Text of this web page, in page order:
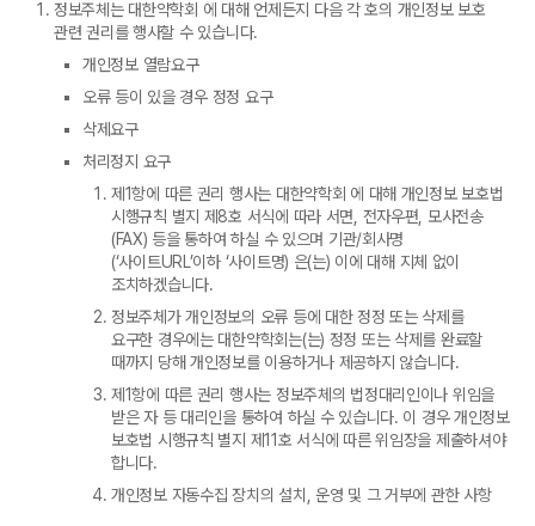
정보주체는 대한약학회 에 대해 언제든지 다음 각 호의 개인정보 보호
관련 권리를 행사할 수 있습니다.
개인정보 열람요구
오류 등이 있을 경우 정정 요구
삭제요구
처리정지 요구
제1항에 따른 권리 행사는 대한약학회 에 대해 개인정보 보호법
시행규칙 별지 제8호 서식에 따라 서면, 전자우편, 모사전송
(FAX) 등을 통하여 하실 수 있으며 기관/회사명
(‘사이트URL’이하 ‘사이트명) 은(는) 이에 대해 지체 없이
조치하겠습니다.
정보주체가 개인정보의 오류 등에 대한 정정 또는 삭제를
요구한 경우에는 대한약학회는(는) 정정 또는 삭제를 완료할
때까지 당해 개인정보를 이용하거나 제공하지 않습니다.
제1항에 따른 권리 행사는 정보주체의 법정대리인이나 위임을
받은 자 등 대리인을 통하여 하실 수 있습니다. 이 경우 개인정보
보호법 시행규칙 별지 제11호 서식에 따른 위임장을 제출하셔야
합니다.
개인정보 자동수집 장치의 설치, 운영 및 그 거부에 관한 사항